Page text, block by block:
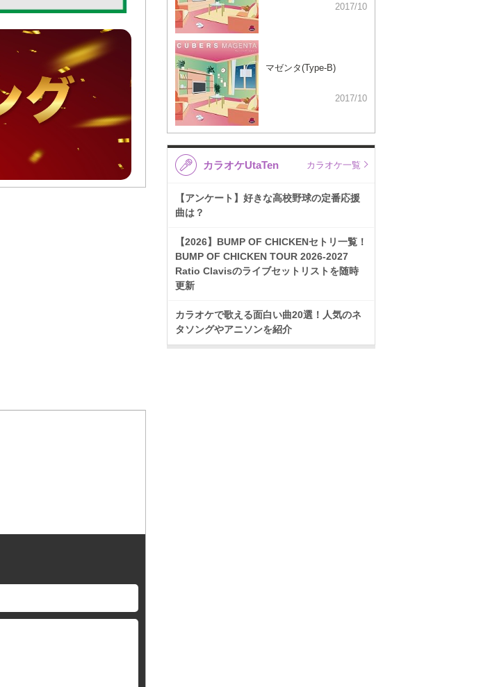
2017/10
マゼンタ(Type-B)
2017/10
カラオケUtaTen カラオケ一覧
【アンケート】好きな高校野球の定番応援
曲は？
【2026】BUMP OF CHICKENセトリ一覧！
BUMP OF CHICKEN TOUR 2026-2027
Ratio Clavisのライブセットリストを随時
更新
カラオケで歌える面白い曲20選！人気のネ
タソングやアニソンを紹介